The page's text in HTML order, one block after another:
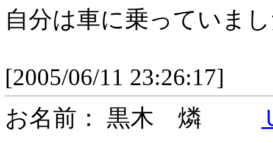
自分は車に乗っていま
[2005/06/11 23:26:17]
お名前： 黒木 燐